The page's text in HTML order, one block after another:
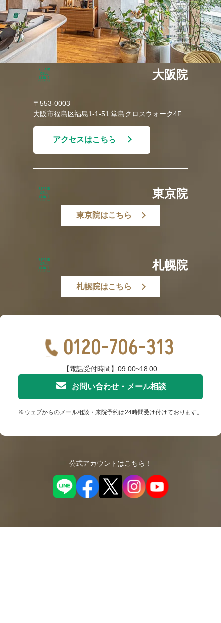
大阪院
〒553-0003
大阪市福島区福島1-1-51 堂島クロスウォーク4F
アクセスはこちら
東京院
東京院はこちら
札幌院
札幌院はこちら
0120-706-313
【電話受付時間】09:00~18:00
お問い合わせ・メール相談
※ウェブからのメール相談・来院予約は24時間受け付けております。
公式アカウントはこちら！